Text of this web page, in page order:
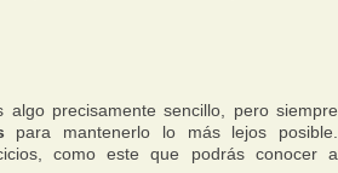
precisamente sencillo, pero siempre
para mantenerlo lo más lejos posible.
como este que podrás conocer a